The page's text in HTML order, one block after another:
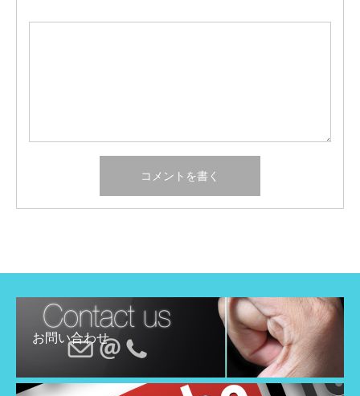
お問い合わせ